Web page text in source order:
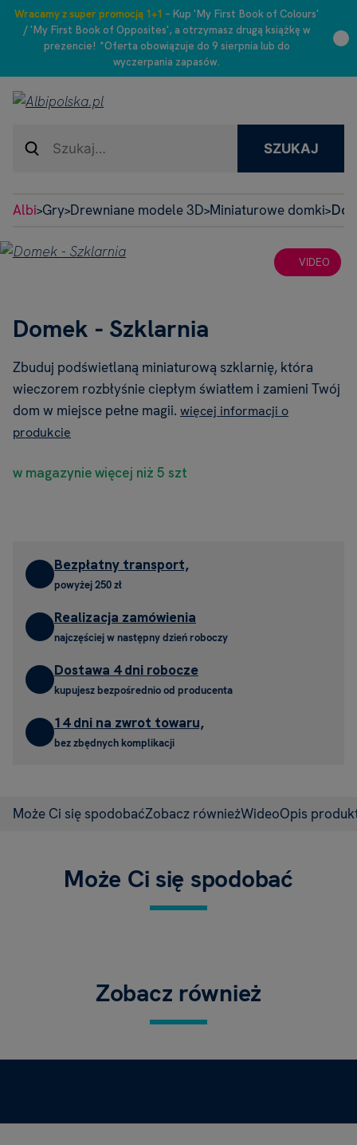
Wracamy z super promocją 1+1 – Kup 'My First Book of Colours'
/ 'My First Book of Opposites', a otrzymasz drugą książkę w
prezencie! *Oferta obowiązuje do 9 sierpnia lub do
wyczerpania zapasów.
SZUKAJ
Albi>Gry>Drewniane modele 3D>Miniaturowe domki>
VIDEO
Domek - Szklarnia
Zbuduj podświetlaną miniaturową szklarnię, która
wieczorem rozbłyśnie ciepłym światłem i zamieni Twój
dom w miejsce pełne magii. więcej informacji o
produkcie
w magazynie więcej niż 5 szt
Bezpłatny transport,
powyżej 250 zł
Realizacja zamówienia
najczęściej w następny dzień roboczy
Dostawa 4 dni robocze
kupujesz bezpośrednio od producenta
14 dni na zwrot towaru,
bez zbędnych komplikacji
Może Ci się spodobaćZobacz równieżWideoOpis
Może Ci się spodobać
Zobacz również